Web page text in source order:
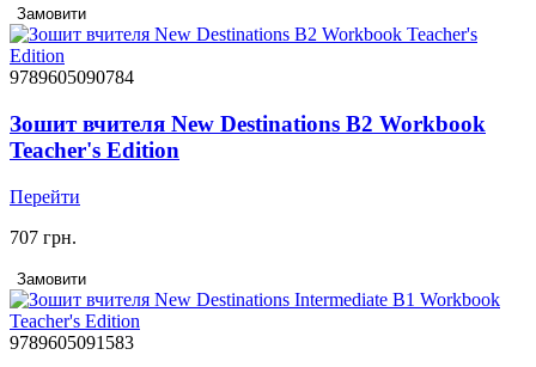
Замовити
9789605090784
Зошит вчителя New Destinations B2 Workbook
Teacher's Edition
Перейти
707 грн.
Замовити
9789605091583